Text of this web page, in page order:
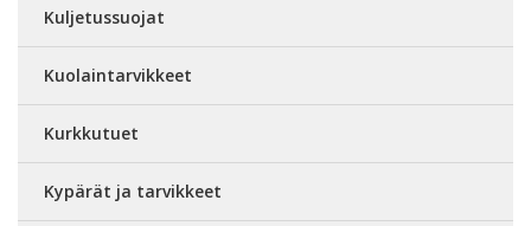
Kuljetussuojat
Kuolaintarvikkeet
Kurkkutuet
Kypärät ja tarvikkeet